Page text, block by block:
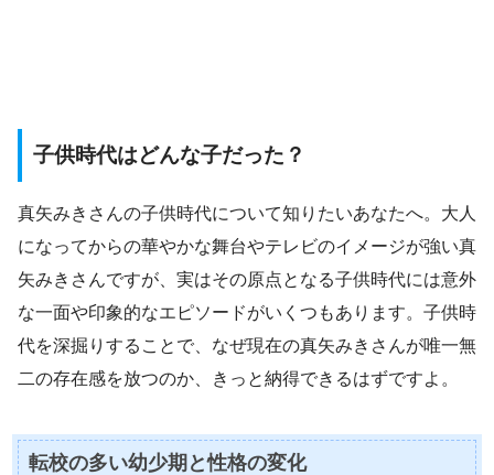
子供時代はどんな子だった？
真矢みきさんの子供時代について知りたいあなたへ。大人
になってからの華やかな舞台やテレビのイメージが強い真
矢みきさんですが、実はその原点となる子供時代には意外
な一面や印象的なエピソードがいくつもあります。子供時
代を深掘りすることで、なぜ現在の真矢みきさんが唯一無
二の存在感を放つのか、きっと納得できるはずですよ。
転校の多い幼少期と性格の変化